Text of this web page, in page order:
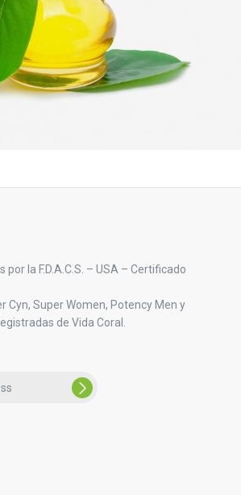
la F.D.A.C.S. – USA – Certificado
Cyn, Super Women, Potency Men y
de Vida Coral.